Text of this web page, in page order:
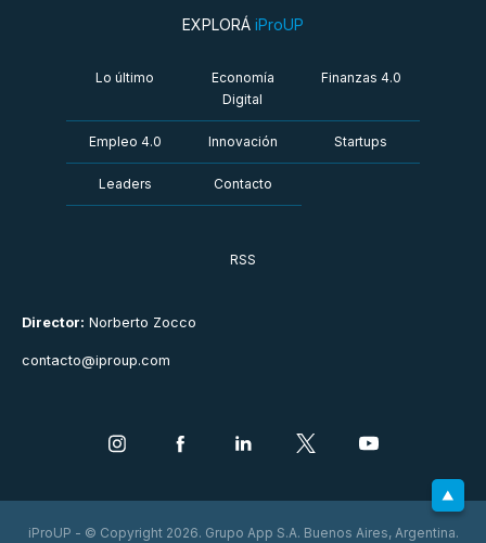
Director: Norberto Zocco
contacto@iproup.com
EXPLORÁ iProUP
Lo último
Economía
Digital
Finanzas 4.0
Empleo 4.0 Innovación Startups
Leaders Contacto
RSS
iProUP - © Copyright 2026. Grupo App S.A. Buenos Aires, Argentina.